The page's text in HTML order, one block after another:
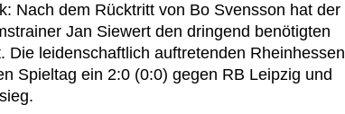
Nach dem Rücktritt von Bo Svensson hat der
Jan Siewert den dringend benötigten
Die leidenschaftlich auftretenden Rheinhessen
Spieltag ein 2:0 (0:0) gegen RB Leipzig und